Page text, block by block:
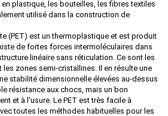
plastique, les bouteilles, les fibres textiles
utilisé dans la construction de
(PET) est un thermoplastique et est produit
de fortes forces intermoléculaires dans
linéaire sans réticulation. Ce sont les
zones semi-cristallines. Il en résulte une
stabilité dimensionnelle élevées au-dessus
résistance aux chocs, mais un bon
et à l'usure. Le PET est très facile à
toutes les méthodes habituelles pour les